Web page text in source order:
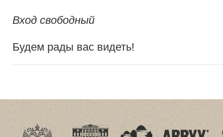
Вход свободный
Будем рады вас видеть!